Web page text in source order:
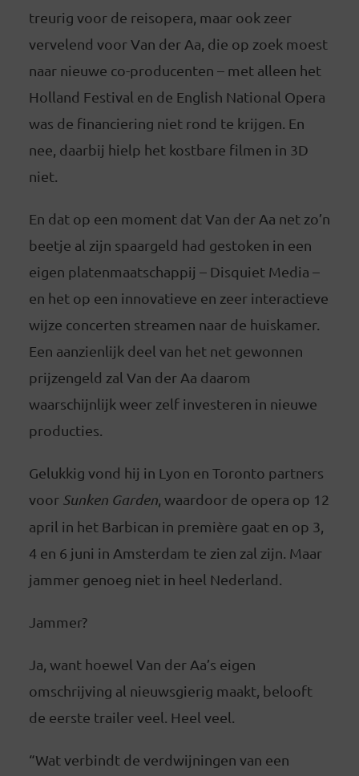
treurig voor de reisopera, maar ook zeer
vervelend voor Van der Aa, die op zoek moest
naar nieuwe co-producenten – met alleen het
Holland Festival en de English National Opera
was de financiering niet rond te krijgen. En
nee, daarbij hielp het kostbare filmen in 3D
niet.
En dat op een moment dat Van der Aa net zo’n
beetje al zijn spaargeld had gestoken in een
eigen platenmaatschappij – Disquiet Media –
en het op een innovatieve en zeer interactieve
wijze concerten streamen naar de huiskamer.
Een aanzienlijk deel van het net gewonnen
prijzengeld zal Van der Aa daarom
waarschijnlijk weer zelf investeren in nieuwe
producties.
Gelukkig vond hij in Lyon en Toronto partners
voor Sunken Garden, waardoor de opera op 12
april in het Barbican in première gaat en op 3,
4 en 6 juni in Amsterdam te zien zal zijn. Maar
jammer genoeg niet in heel Nederland.
Jammer?
Ja, want hoewel Van der Aa’s eigen
omschrijving al nieuwsgierig maakt, belooft
de eerste trailer veel. Heel veel.
“Wat verbindt de verdwijningen van een